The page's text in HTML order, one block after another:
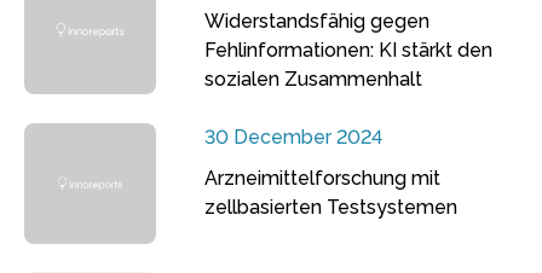
Widerstandsfähig gegen
Fehlinformationen: KI stärkt den
sozialen Zusammenhalt
30 December 2024
Arzneimittelforschung mit
zellbasierten Testsystemen